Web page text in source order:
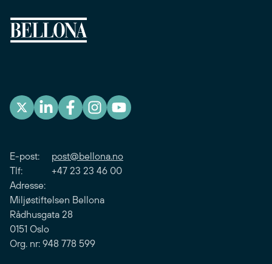
E-post: post@bellona.no
Tlf: +47 23 23 46 00
Adresse:
Miljøstiftelsen Bellona
Rådhusgata 28
0151 Oslo
Org. nr: 948 778 599